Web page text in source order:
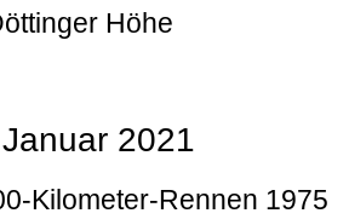
Höhe
2021
Kilometer-Rennen 1975